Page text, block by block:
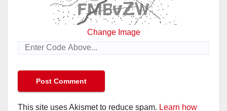
Change Image
This site uses Akismet to reduce spam. Learn how